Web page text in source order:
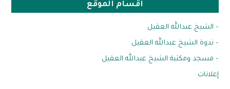
أقسام الموقع
– الشيخ عبدالله العقيل
– ندوة الشيخ عبدالله العقيل
– مسجد ومكتبة الشيخ عبدالله العقيل
إعلانات